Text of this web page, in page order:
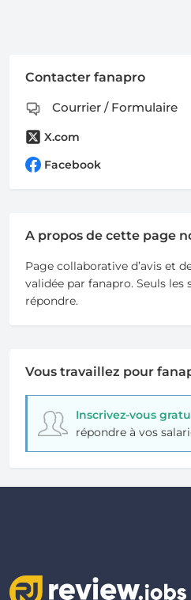
Contacter fanapro
Courrier / Formulaire
X.com
Facebook
A propos de cette page
Page collaborative d’avis et
validée par fanapro. Seuls
répondre.
Vous travaillez pour
Inscrivez-vous
répondre à vos